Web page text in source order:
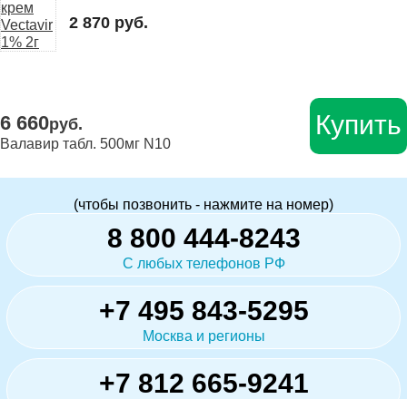
2 870 руб.
6 660руб.
Валавир табл. 500мг N10
Купить
(чтобы позвонить - нажмите на номер)
8 800 444-8243
С любых телефонов РФ
+7 495 843-5295
Москва и регионы
+7 812 665-9241